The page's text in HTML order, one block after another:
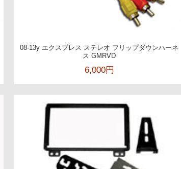
08-13y エクスプレス ステレオ フリップダウンハーネ
ス GMRVD
6,000円